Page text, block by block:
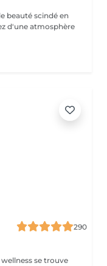
beauté scindé en
290
se trouve